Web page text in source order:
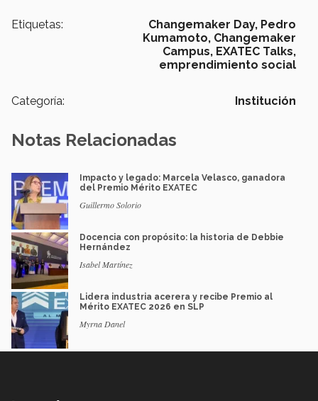
Etiquetas: Changemaker Day, Pedro
Kumamoto, Changemaker
Campus, EXATEC Talks,
emprendimiento social
Categoría: Institución
Notas Relacionadas
Impacto y legado: Marcela Velasco, ganadora
del Premio Mérito EXATEC
Guillermo Solorio
Docencia con propósito: la historia de Debbie
Hernández
Isabel Martínez
Lidera industria acerera y recibe Premio al
Mérito EXATEC 2026 en SLP
Myrna Danel